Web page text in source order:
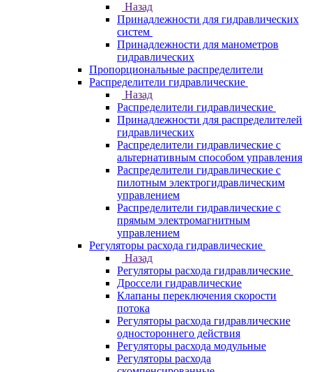
Назад
Принадлежности для гидравлических
систем
Принадлежности для манометров
гидравлических
Пропорциональные распределители
Распределители гидравлические
Назад
Распределители гидравлические
Принадлежности для распределителей
гидравлических
Распределители гидравлические с
альтернативным способом управления
Распределители гидравлические с
пилотным электрогидравлическим
управлением
Распределители гидравлические с
прямым электромагнитным
управлением
Регуляторы расхода гидравлические
Назад
Регуляторы расхода гидравлические
Дроссели гидравлические
Клапаны переключения скорости
потока
Регуляторы расхода гидравлические
одностороннего действия
Регуляторы расхода модульные
Регуляторы расхода